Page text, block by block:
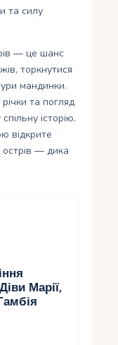
та силу
— це шанс
торкнутися
мандинки.
та погляд
історію.
відкрите
— дика
Марії,